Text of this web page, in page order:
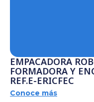
EMPACADORA
FORMADORA Y
REF.E-ERICFEC
Conoce más